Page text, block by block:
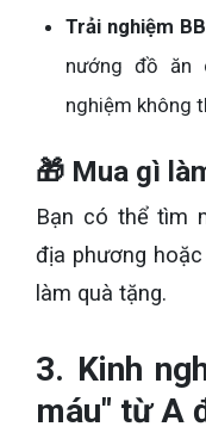
Trải nghiệm
nướng đồ ăn
nghiệm không
🎁 Mua gì
Bạn có thể tìm
địa phương
làm quà tặng.
3. Kinh
máu" từ A